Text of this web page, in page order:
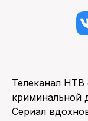
Телеканал НТВ
криминальной
Сериал